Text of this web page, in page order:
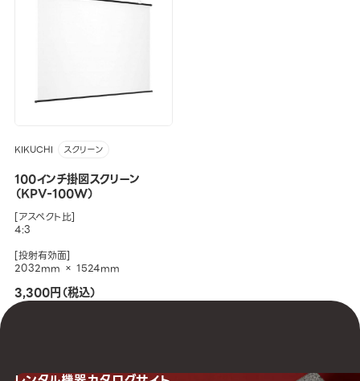
KIKUCHI スクリーン
100インチ掛図スクリーン
（KPV-100W）
[アスペクト比]
4:3
[投射有効面]
2032mm × 1524mm
3,300円（税込）